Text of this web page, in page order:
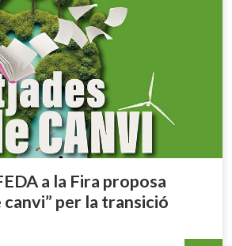
a la Fira proposa
canvi” per la transició